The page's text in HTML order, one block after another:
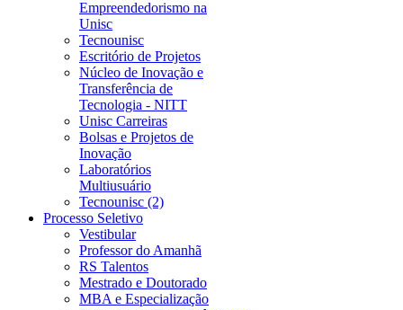
Empreendedorismo na
Unisc
Tecnounisc
Escritório de Projetos
Núcleo de Inovação e
Transferência de
Tecnologia - NITT
Unisc Carreiras
Bolsas e Projetos de
Inovação
Laboratórios
Multiusuário
Tecnounisc (2)
Processo Seletivo
Vestibular
Professor do Amanhã
RS Talentos
Mestrado e Doutorado
MBA e Especialização